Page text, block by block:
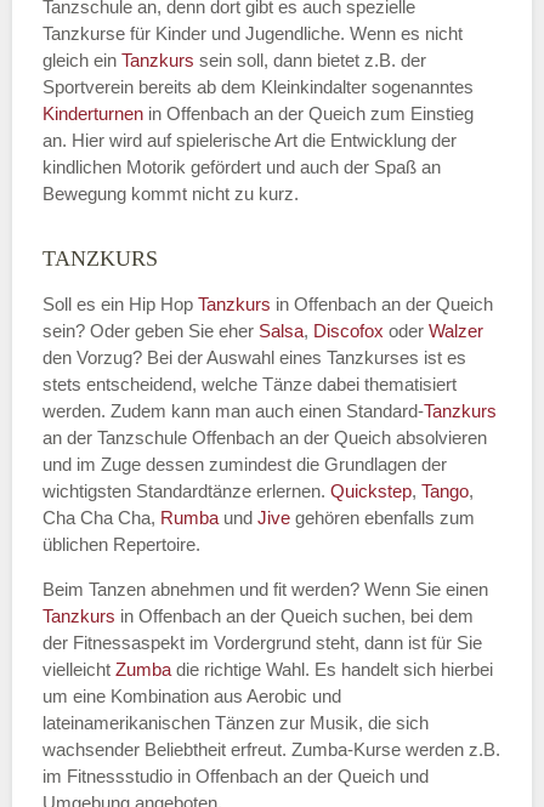
Name der Tanzschule
Kontakt E-Mail
Kontakt Telefonnummer
Name des Tanzkurs
Tanzart*
Mit Absenden der Daten akzeptiere
ich die
AGB`s
Tanzschule an, denn dort gibt es auch spezielle
Tanzkurse für Kinder und Jugendliche. Wenn es nicht
gleich ein Tanzkurs sein soll, dann bietet z.B. der
Sportverein bereits ab dem Kleinkindalter sogenanntes
Kinderturnen in Offenbach an der Queich zum Einstieg
an. Hier wird auf spielerische Art die Entwicklung der
kindlichen Motorik gefördert und auch der Spaß an
Bewegung kommt nicht zu kurz.
TANZKURS
Soll es ein Hip Hop Tanzkurs in Offenbach an der Queich
sein? Oder geben Sie eher Salsa, Discofox oder Walzer
den Vorzug? Bei der Auswahl eines Tanzkurses ist es
stets entscheidend, welche Tänze dabei thematisiert
werden. Zudem kann man auch einen Standard-Tanzkurs
an der Tanzschule Offenbach an der Queich absolvieren
und im Zuge dessen zumindest die Grundlagen der
wichtigsten Standardtänze erlernen. Quickstep, Tango,
Cha Cha Cha, Rumba und Jive gehören ebenfalls zum
üblichen Repertoire.
Beim Tanzen abnehmen und fit werden? Wenn Sie einen
Tanzkurs in Offenbach an der Queich suchen, bei dem
der Fitnessaspekt im Vordergrund steht, dann ist für Sie
vielleicht Zumba die richtige Wahl. Es handelt sich hierbei
um eine Kombination aus Aerobic und
lateinamerikanischen Tänzen zur Musik, die sich
wachsender Beliebtheit erfreut. Zumba-Kurse werden z.B.
im Fitnessstudio in Offenbach an der Queich und
Umgebung angeboten.